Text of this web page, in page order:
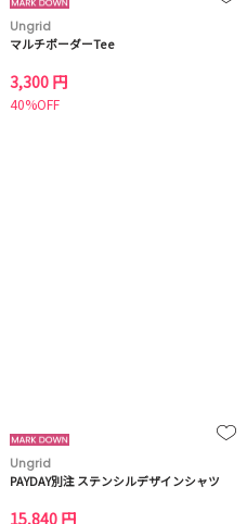
Ungrid
マルチボーダーTee
3,300 円
40%OFF
Ungrid
PAYDAY別注 ステンシルデザインシャツ
15,840 円